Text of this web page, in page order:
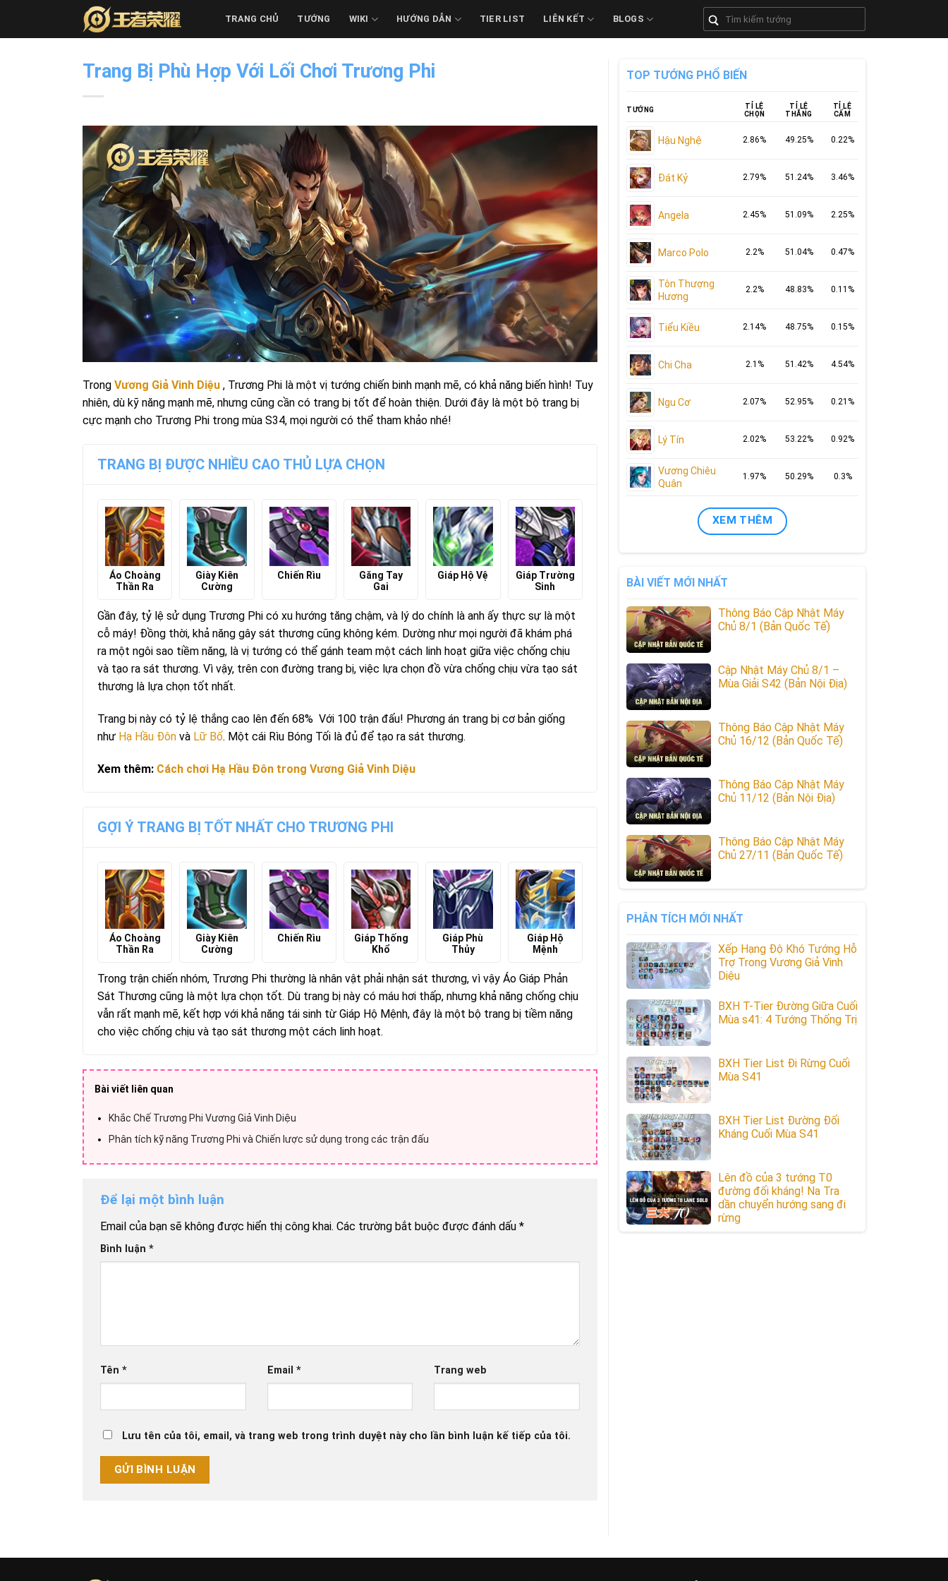
TRANG CHỦ TƯỚNG WIKI HƯỚNG DẪN TIER LIST LIÊN KẾT BLOGS
Trang Bị Phù Hợp Với Lối Chơi Trương Phi
Trong Vương Giả Vinh Diệu , Trương Phi là một vị tướng chiến binh mạnh mẽ, có khả năng biến hình! Tuy
nhiên, dù kỹ năng mạnh mẽ, nhưng cũng cần có trang bị tốt để hoàn thiện. Dưới đây là một bộ trang bị
cực mạnh cho Trương Phi trong mùa S34, mọi người có thể tham khảo nhé!
TRANG BỊ ĐƯỢC NHIỀU CAO THỦ LỰA CHỌN
Áo Choàng
Thần Ra
Giày Kiên
Cường
Chiến Rìu
Găng Tay
Gai
Giáp Hộ Vệ
Giáp Trường
Sinh
Gần đây, tỷ lệ sử dụng Trương Phi có xu hướng tăng chậm, và lý do chính là anh ấy thực sự là một
cỗ máy! Đồng thời, khả năng gây sát thương cũng không kém. Dường như mọi người đã khám phá
ra một ngôi sao tiềm năng, là vị tướng có thể gánh team một cách linh hoạt giữa việc chống chịu
và tạo ra sát thương. Vì vậy, trên con đường trang bị, việc lựa chọn đồ vừa chống chịu vừa tạo sát
thương là lựa chọn tốt nhất.
Trang bị này có tỷ lệ thắng cao lên đến 68% Với 100 trận đấu! Phương án trang bị cơ bản giống
như Hạ Hầu Đôn và Lữ Bố. Một cái Rìu Bóng Tối là đủ để tạo ra sát thương.
Xem thêm: Cách chơi Hạ Hầu Đôn trong Vương Giả Vinh Diệu
GỢI Ý TRANG BỊ TỐT NHẤT CHO TRƯƠNG PHI
Áo Choàng
Thần Ra
Giày Kiên
Cường
Chiến Rìu
Giáp Thống
Khổ
Giáp Phù
Thủy
Giáp Hộ
Mệnh
Trong trận chiến nhóm, Trương Phi thường là nhân vật phải nhận sát thương, vì vậy Áo Giáp Phản
Sát Thương cũng là một lựa chọn tốt. Dù trang bị này có máu hơi thấp, nhưng khả năng chống chịu
vẫn rất mạnh mẽ, kết hợp với khả năng tái sinh từ Giáp Hộ Mệnh, đây là một bộ trang bị tiềm năng
cho việc chống chịu và tạo sát thương một cách linh hoạt.
Bài viết liên quan
Khắc Chế Trương Phi Vương Giả Vinh Diệu
Phân tích kỹ năng Trương Phi và Chiến lược sử dụng trong các trận đấu
Để lại một bình luận
Email của bạn sẽ không được hiển thị công khai. Các trường bắt buộc được đánh dấu *
Bình luận *
Tên * Email * Trang web
Lưu tên của tôi, email, và trang web trong trình duyệt này cho lần bình luận kế tiếp của tôi.
TOP TƯỚNG PHỔ BIẾN
TƯỚNG
TỈ LỆ
CHỌN
TỈ LỆ
THẮNG
TỈ LỆ
CẤM
Hậu Nghệ 2.86% 49.25% 0.22%
Đát Kỷ 2.79% 51.24% 3.46%
Angela 2.45% 51.09% 2.25%
Marco Polo 2.2% 51.04% 0.47%
Tôn Thượng
Hương
2.2% 48.83% 0.11%
Tiểu Kiều 2.14% 48.75% 0.15%
Chi Cha 2.1% 51.42% 4.54%
Ngu Cơ 2.07% 52.95% 0.21%
Lý Tín 2.02% 53.22% 0.92%
Vương Chiêu
Quân
1.97% 50.29% 0.3%
XEM THÊM
BÀI VIẾT MỚI NHẤT
Thông Báo Cập Nhật Máy
Chủ 8/1 (Bản Quốc Tế)
Cập Nhật Máy Chủ 8/1 –
Mùa Giải S42 (Bản Nội Địa)
Thông Báo Cập Nhật Máy
Chủ 16/12 (Bản Quốc Tế)
Thông Báo Cập Nhật Máy
Chủ 11/12 (Bản Nội Địa)
Thông Báo Cập Nhật Máy
Chủ 27/11 (Bản Quốc Tế)
PHÂN TÍCH MỚI NHẤT
Xếp Hạng Độ Khó Tướng Hỗ
Trợ Trong Vương Giả Vinh
Diệu
BXH T-Tier Đường Giữa Cuối
Mùa s41: 4 Tướng Thống Trị
BXH Tier List Đi Rừng Cuối
Mùa S41
BXH Tier List Đường Đối
Kháng Cuối Mùa S41
Lên đồ của 3 tướng T0
đường đối kháng! Na Tra
dần chuyển hướng sang đi
rừng